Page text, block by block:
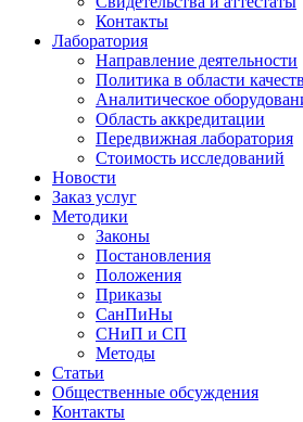
Контакты
Лаборатория
Направление деятельности
Политика в области
Аналитическое
Область аккредитации
Передвижная лаборатория
Стоимость исследований
Новости
Заказ услуг
Методики
Законы
Постановления
Положения
Приказы
СанПиНы
СНиП и СП
Методы
Статьи
Общественные обсуждения
Контакты